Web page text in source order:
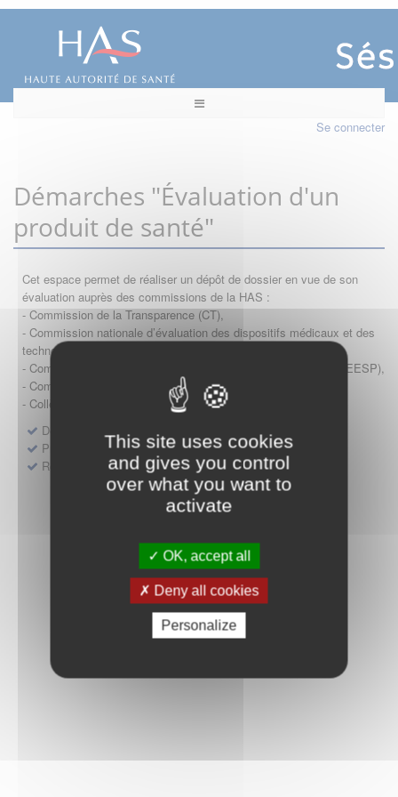
This site uses cookies
and gives you control
over what you want to
activate
OK, accept all
Deny all cookies
Personalize
Se connecter
Démarches "Évaluation d'un
produit de santé"
Cet espace permet de réaliser un dépôt de dossier en vue de son
évaluation auprès des commissions de la HAS :
- Commission de la Transparence (CT),
- Commission nationale d’évaluation des dispositifs médicaux et des
technologies de santé (CNEDiMTS),
- Commission d'évaluation économique et de santé publique (CEESP),
- Commission technique des vaccinations (CTV)
- Collège HAS (Forfait innovation : DM, DM-DIV, actes)
Dépôt d'un dossier pour un produit de santé
Protocoles d'études post-inscription
Rencontres précoces